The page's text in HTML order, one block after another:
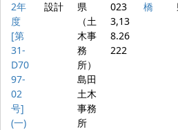
2年
度
[第
31-
D70
97-
02
号]
(一)
設計
県
（土
木事
務
所）
島田
土木
事務
所
023
3,13
8.26
222
橋